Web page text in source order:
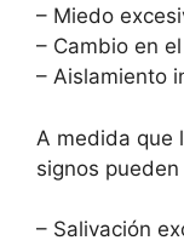
– Miedo
– Cambio en
– Aislamiento
A medida que
signos
– Salivación